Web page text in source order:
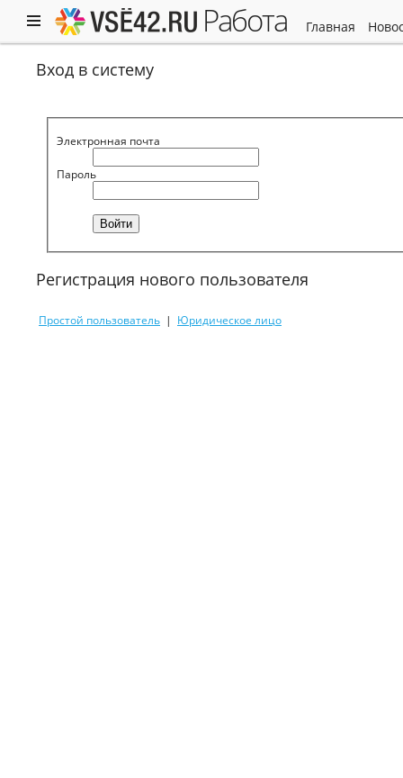
работа главная
Вход в систему
Электронная почта
Пароль
Регистрация нового пользователя
Простой пользователь | Юридическое лицо